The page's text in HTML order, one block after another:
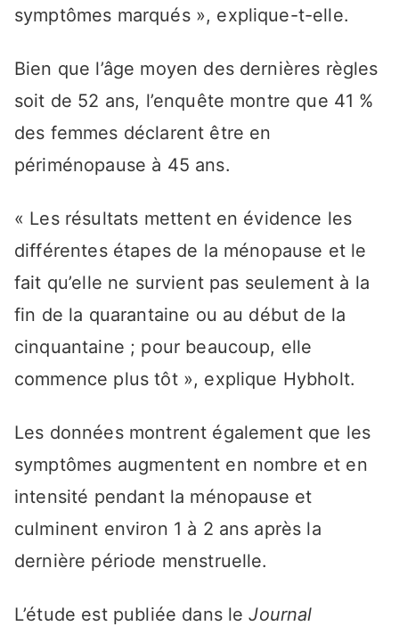
symptômes marqués », explique-t-elle.
Bien que l’âge moyen des dernières règles
soit de 52 ans, l’enquête montre que 41 %
des femmes déclarent être en
périménopause à 45 ans.
« Les résultats mettent en évidence les
différentes étapes de la ménopause et le
fait qu’elle ne survient pas seulement à la
fin de la quarantaine ou au début de la
cinquantaine ; pour beaucoup, elle
commence plus tôt », explique Hybholt.
Les données montrent également que les
symptômes augmentent en nombre et en
intensité pendant la ménopause et
culminent environ 1 à 2 ans après la
dernière période menstruelle.
L’étude est publiée dans leJournal